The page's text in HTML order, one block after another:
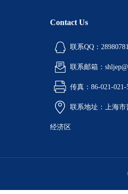
Contact Us
联系QQ：
联系邮箱：
传真：86-021-021-
联系地址：上海市
经济区